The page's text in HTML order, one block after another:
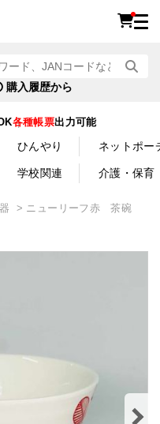
購入履歴から
各種帳票出力可能
ひんやり ネットポー
学校関連 介護・保育
ニューリーフ赤 茶碗